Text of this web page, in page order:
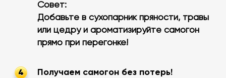
Совет:
Добавьте в сухопарник пряности, травы
или цедру и ароматизируйте самогон
прямо при перегонке!
4
Получаем самогон без потерь!